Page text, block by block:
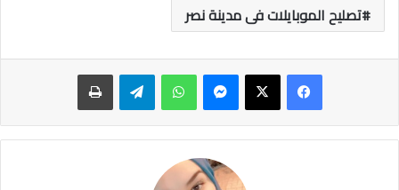
تصليح الموبايلات فى مدينة نصر
ماسنجر واتساب تيلقرام طباعة